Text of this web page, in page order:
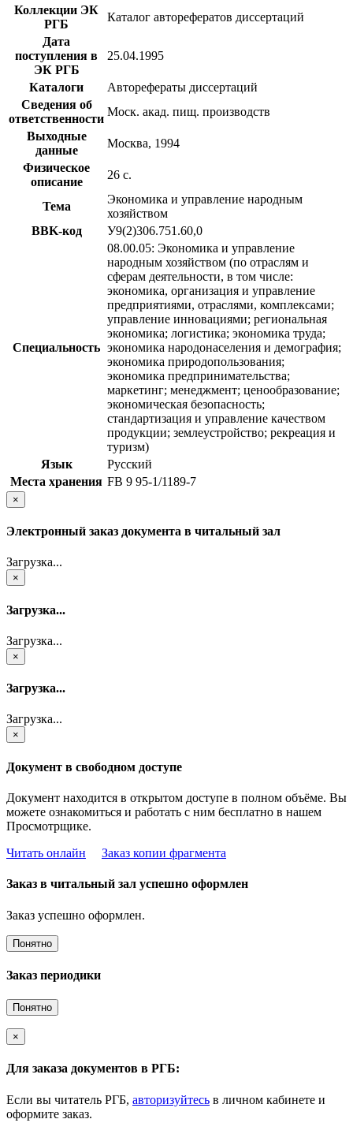
Коллекции ЭК
РГБ
Каталог авторефератов диссертаций
Дата
поступления в
ЭК РГБ
25.04.1995
Каталоги
Авторефераты диссертаций
Сведения об
ответственности
Моск. акад. пищ. производств
Выходные
данные
Москва, 1994
Физическое
описание
26 с.
Тема
Экономика и управление народным
хозяйством
BBK-код
У9(2)306.751.60,0
Специальность
08.00.05: Экономика и управление
народным хозяйством (по отраслям и
сферам деятельности, в том числе:
экономика, организация и управление
предприятиями, отраслями, комплексами;
управление инновациями; региональная
экономика; логистика; экономика труда;
экономика народонаселения и демография;
экономика природопользования;
экономика предпринимательства;
маркетинг; менеджмент; ценообразование;
экономическая безопасность;
стандартизация и управление качеством
продукции; землеустройство; рекреация и
туризм)
Язык
Русский
Места хранения FB 9 95-1/1189-7
×
Электронный заказ документа в читальный зал
Загрузка...
×
Загрузка...
Загрузка...
×
Загрузка...
Загрузка...
×
Документ в свободном доступе
Документ находится в открытом доступе в полном объёме. Вы
можете ознакомиться и работать с ним бесплатно в нашем
Просмотрщике.
Читать онлайн
Заказ копии фрагмента
Заказ в читальный зал успешно оформлен
Заказ успешно оформлен.
Понятно
Заказ периодики
Понятно
×
Для заказа документов в РГБ:
Если вы читатель РГБ, авторизуйтесь в личном кабинете и
оформите заказ.